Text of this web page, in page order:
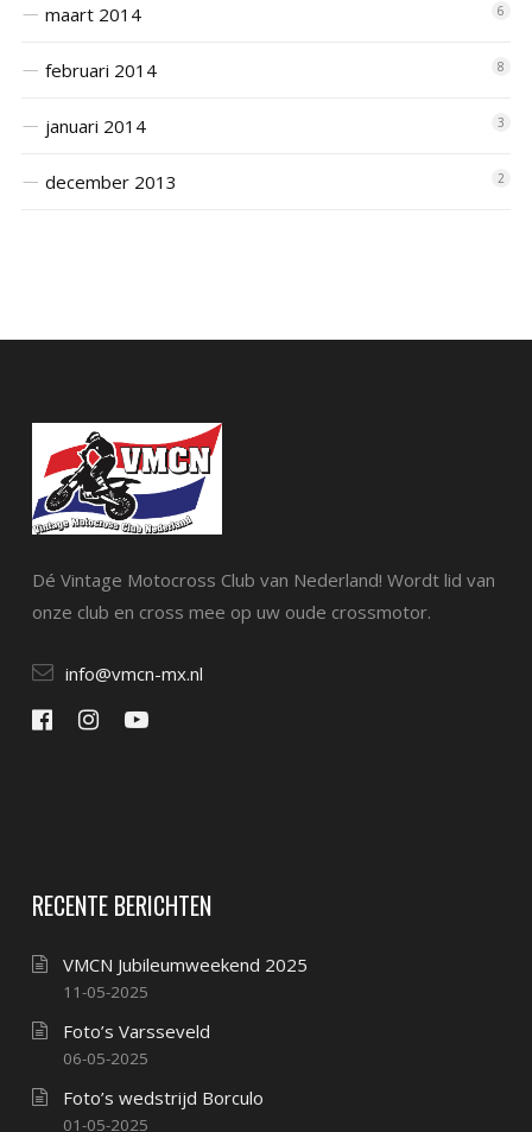
maart 2014 6
februari 2014 8
januari 2014 3
december 2013 2
Dé Vintage Motocross Club van Nederland! Wordt lid van
onze club en cross mee op uw oude crossmotor.
info@vmcn-mx.nl
RECENTE BERICHTEN
VMCN Jubileumweekend 2025
11-05-2025
Foto’s Varsseveld
06-05-2025
Foto’s wedstrijd Borculo
01-05-2025